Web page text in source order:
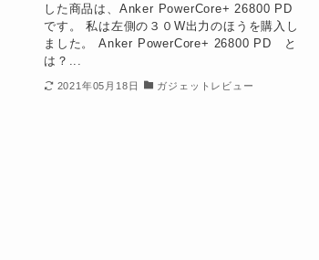
した商品は、Anker PowerCore+ 26800 PD
です。 私は左側の３０W出力のほうを購入し
ました。 Anker PowerCore+ 26800 PD と
は？...
2021年05月18日 ガジェットレビュー